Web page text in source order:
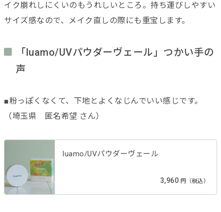
イク崩れしにくいのもうれしいところ。持ち運びしやすい
サイズ感なので、メイク直しの際にも重宝します。
「luamo/UVパウダーヴェール」つかい手の
声
■粉っぽくなくて、下地とよくなじんでいい感じです。
（埼玉県 匿名希望 さん）
luamo/UVパウダーヴェール
3,960 円（税込）